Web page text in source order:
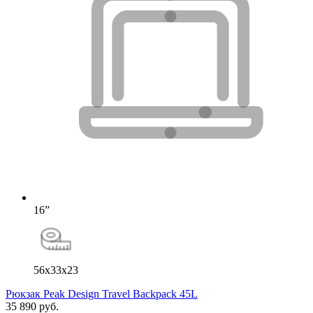
16”
56x33x23
Рюкзак Peak Design Travel Backpack 45L
35 890 руб.